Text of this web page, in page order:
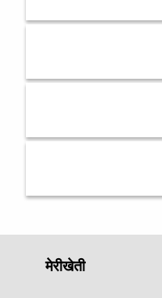
मेरीखेती